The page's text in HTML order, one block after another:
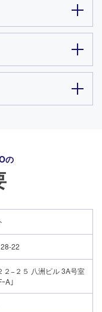
の
22
２−２５ 八洲ビル 3A号室
A｣